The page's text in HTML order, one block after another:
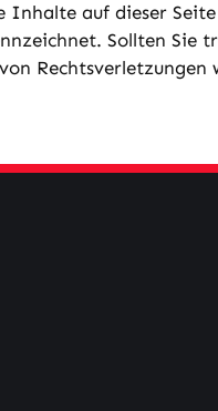
Inhalte auf dieser
Sollten Sie